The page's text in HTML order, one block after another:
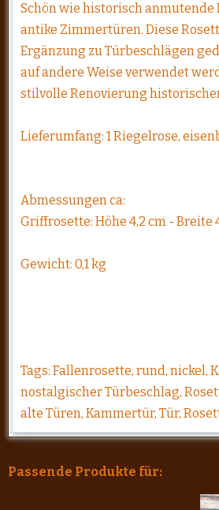
Schön wie historisch anmutende
antike Zimmertüren. Diese
Ergänzung zu Türbeschlägen
auf andere Weise verwendet
stilvolle Renovierung
Lieferumfang: 1 Riegelrose,
Abmessungen ca:
Griffrosette: Höhe 4,2 cm - Breite
Gewicht: 0,1 kg
Tags: Fallenrosette, rund, nickel,
nostalgischer Türbeschlag,
alte Türen, Kammertür, Tür,
Passende Produkte für: